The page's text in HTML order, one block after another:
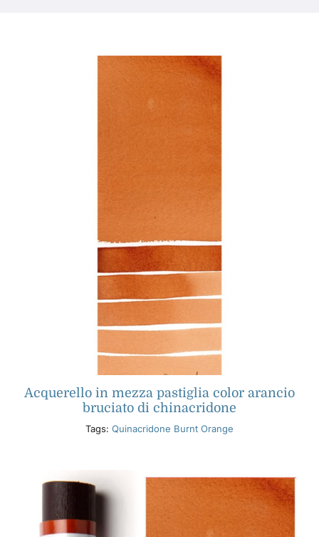
Acquerello in mezza pastiglia color arancio
bruciato di chinacridone
Tags: Quinacridone Burnt Orange